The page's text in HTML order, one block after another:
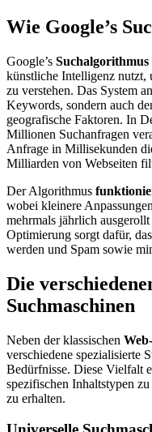
Wie Google’s
Google’s Suchalgorithmus
künstliche Intelligenz nutzt,
zu verstehen. Das System
Keywords, sondern auch
geografische Faktoren. In
Millionen Suchanfragen
Anfrage in Millisekunden
Milliarden von Webseiten
Der Algorithmus
wobei kleinere
mehrmals jährlich
Optimierung sorgt dafür,
werden und Spam sowie
Die
Suchmaschinen
Neben der klassischen
verschiedene spezialisierte
Bedürfnisse. Diese Vielfalt
spezifischen Inhaltstypen
zu erhalten.